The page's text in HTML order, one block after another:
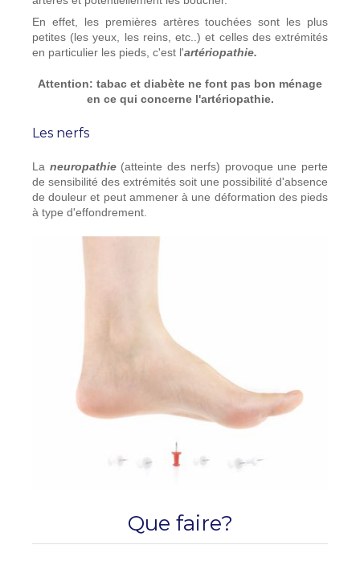
En effet, les premières artères touchées sont les plus
petites (les yeux, les reins, etc..) et celles des extrémités
en particulier les pieds, c'est l'artériopathie.
Attention: tabac et diabète ne font pas bon ménage
en ce qui concerne l'artériopathie.
Les nerfs
La neuropathie(atteinte des nerfs) provoque une perte
de sensibilité des extrémités soit une possibilité d'absence
de douleur et peut ammener à une déformation des pieds
à type d'effondrement.
Que faire?